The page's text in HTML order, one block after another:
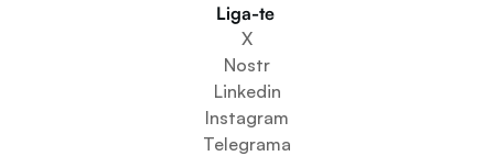
Baixe o aplicativo
Cria um espaço comunitário
Criar um serviço de carteira
Serviço de configuração da federação
Explore os Mini Apps
Liga-te
X
Nostr
Linkedin
Instagram
Telegrama